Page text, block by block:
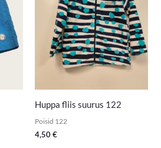
Huppa fliis suurus 122
Poisid 122
4,50€